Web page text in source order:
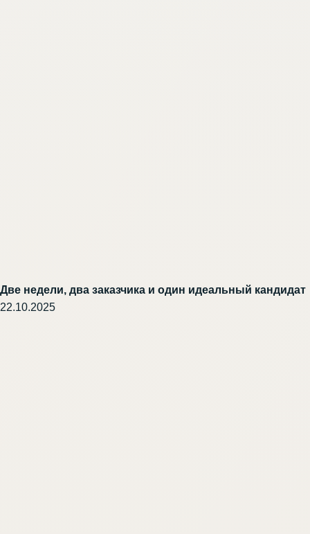
Две недели, два заказчика и один идеальный кандидат
22.10.2025